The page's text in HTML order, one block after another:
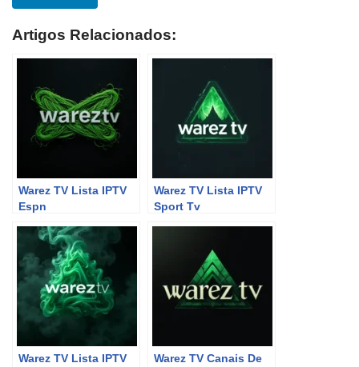
Artigos Relacionados:
Warez TV Lista IPTV
Espn
Warez TV Lista IPTV
Sport Tv
Warez TV Lista IPTV
Warez TV Canais De